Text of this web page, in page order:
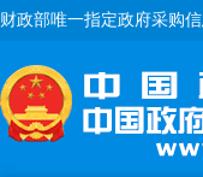
财政部唯一指定政府采购